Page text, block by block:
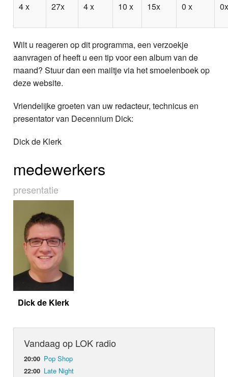
4 x 27x 4 x 10 x 15x 0 x
Wilt u reageren op dit programma, een verzoekje
aanvragen of heeft u een tip voor een album van de
maand? Stuur dan een mailtje via het smoelenboek op
deze website.
Vriendelijke groeten van uw redacteur, technicus en
presentator van Decennium Dick:
Dick de Klerk
medewerkers
presentatie
Dick de Klerk
Vandaag op LOK radio
20:00 Pop Shop
22:00 Late Night